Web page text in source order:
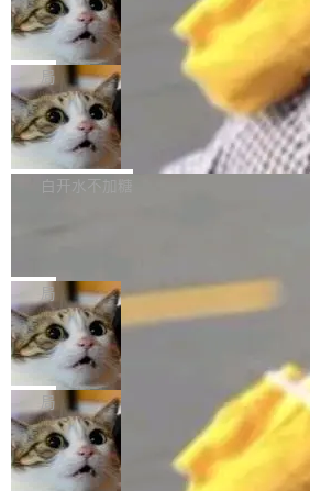
意味着一个无人看管的 AI 程序，在近半
里日夜不停地"烧钱"。 复盘显示，...
而美国模型厂商在"闭门造车"。他的原话是
ding in silos"——各自为战，互不通气。
断从他嘴里说出来分量不同。Hugging
全球最大的开源 AI 平台，上面跑着上百
型。谁在开源赛道上领先，...
序给别人用。偶尔有人自己写个博客系统、
家居控制、家庭实验室，都算稀奇事。
aw 是 Shelley 的作者，一个开源 AI
nt。他最近在博客上写了一篇文章，核心
简单：开发者工具必须开源。 理由不是传
由软件情怀，而是一个跟 AI agent 直接相
技术判断。 两行 prompt 就能个性化任何
DeepSeek Harness 宣布内测邀请，
网最大规模开源 Agent 路演现场诞生
一条内测招募帖，发出去的时候大概没人
会变成一场开源 Agent 生态的路演。 8月
DeepSeek Harness 团队负责人崔添翼（
i）在 X 上发帖： 「如果你是 Agent
关开源项目的开发者，希望参加
ness 的内测，可以回复或私信联系我。请
Harness 负责把能力落到真实环境中——
具、读写文件、管理上下文、处理错误、完
环。崔添翼招人的标...
局
商汤 SenseNova U1.5-Lite-Preview
开源
商汤科技宣布面向社区开源轻量级统一多
型的预览版本 SenseNova U1.5-Lite-
理解、推理、生成与编辑，还仅以 8B-
量大小，将能力推进到4K、更精细的真实
更复杂的视觉控制和可持续迭代编辑。 相
1，U1.5-Lite-Preview 在以下方向上带来
提升： 原生支持4K图像生成； 更精细的
理、细节与真实世界质感； 更准确的中英
生成与复杂版式组织； 更稳定的图...
白开水不加糖
nap。这次是 hwctl——一个用来检查
硬件认证状态的命令行工具。 Canonical
Alan Griffiths 在邮件列表中说得很直白：
tl 是一个 Ubuntu 专有的包，它和它的依
是 Ubuntu 专有的，不会用在其他发行版
所以 deb 版本的受众实际上为零。既然只
untu 用户在用，那用 snap 打包就没什么
的。 从 deb 到 snap 的迁移路径 hwctl 是
局
Dario Amodei 担心新人来 Anthropic
只为金钱，不为使命
顶级 AI 研究员在两家公司之间来回跳，
隔了几天。 Lilian Weng 上周刚宣布因健
离开 Thinking Machines Lab，说自己作
创始人的角色「太累了」。几天后，The
ation 就曝出她将重回 OpenAI，负责递归
局
FFmpeg 9.0 发布
FFmpeg 9.0 现已发布，包含多项改进。